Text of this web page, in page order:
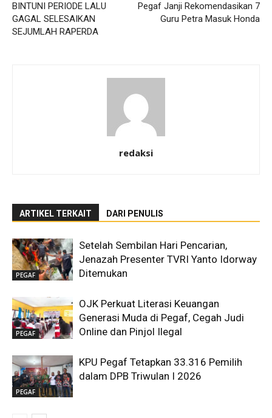
BINTUNI PERIODE LALU
GAGAL SELESAIKAN
SEJUMLAH RAPERDA
Pegaf Janji Rekomendasikan 7
Guru Petra Masuk Honda
redaksi
ARTIKEL TERKAIT DARI PENULIS
PEGAF
Setelah Sembilan Hari Pencarian,
Jenazah Presenter TVRI Yanto Idorway
Ditemukan
PEGAF
OJK Perkuat Literasi Keuangan
Generasi Muda di Pegaf, Cegah Judi
Online dan Pinjol Ilegal
PEGAF
KPU Pegaf Tetapkan 33.316 Pemilih
dalam DPB Triwulan I 2026